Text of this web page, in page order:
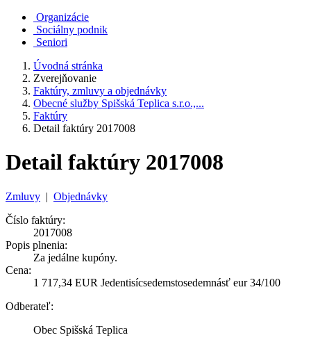
Organizácie
Sociálny podnik
Seniori
Úvodná stránka
Zverejňovanie
Faktúry, zmluvy a objednávky
Obecné služby Spišská Teplica s.r.o.,...
Faktúry
Detail faktúry 2017008
Detail faktúry 2017008
Zmluvy | Objednávky
Číslo faktúry:
2017008
Popis plnenia:
Za jedálne kupóny.
Cena:
1 717,34 EUR Jedentisícsedemstosedemnásť eur 34/100
Odberateľ:
Obec Spišská Teplica